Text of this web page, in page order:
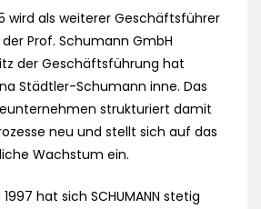
wird als weiterer Geschäftsführer
Prof. Schumann GmbH
der Geschäftsführung hat
Städtler-Schumann inne. Das
strukturiert damit
neu und stellt sich auf das
Wachstum ein.
hat sich SCHUMANN stetig